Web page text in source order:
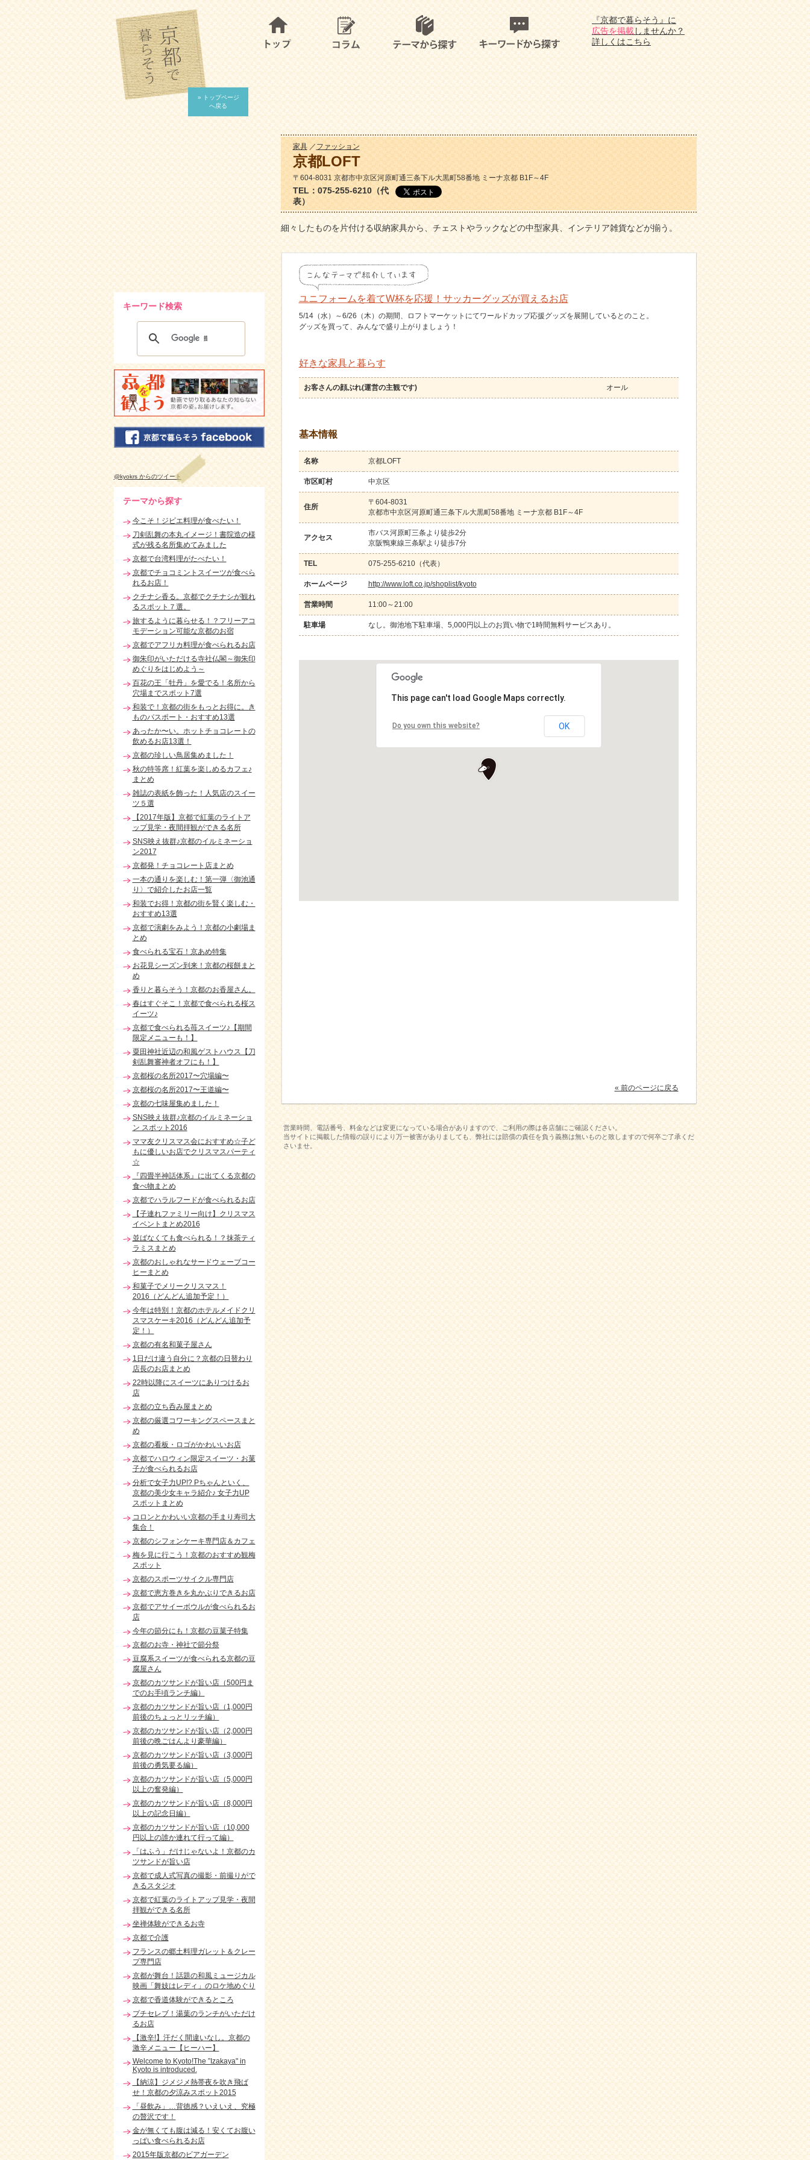
» トップページ
へ戻る
『京都で暮らそう』に
広告を掲載しませんか？
詳しくはこちら
家具／ ファッション
京都LOFT
〒604-8031 京都市中京区河原町通三条下ル大黒町58番地 ミーナ京都 B1F～4F
TEL：075-255-6210（代
表）
細々したものを片付ける収納家具から、チェストやラックなどの中型家具、インテリア雑貨などが揃う。
ユニフォームを着てW杯を応援！サッカーグッズが買えるお店
5/14（水）～6/26（木）の期間、ロフトマーケットにてワールドカップ応援グッズを展開しているとのこと。
グッズを買って、みんなで盛り上がりましょう！
好きな家具と暮らす
お客さんの顔ぶれ(運営の主観です) オール
基本情報
名称 京都LOFT
市区町村 中京区
住所
〒604-8031
京都市中京区河原町通三条下ル大黒町58番地 ミーナ京都 B1F～4F
アクセス
市バス河原町三条より徒歩2分
京阪鴨東線三条駅より徒歩7分
TEL 075-255-6210（代表）
ホームページ http://www.loft.co.jp/shoplist/kyoto
営業時間 11:00～21:00
駐車場 なし。御池地下駐車場、5,000円以上のお買い物で1時間無料サービスあり。
This page can't load Google Maps correctly.
Do you own this website? OK
« 前のページに戻る
営業時間、電話番号、料金などは変更になっている場合がありますので、ご利用の際は各店舗にご確認ください。
当サイトに掲載した情報の誤りにより万一被害がありましても、弊社には賠償の責任を負う義務は無いものと致しますので何卒ご了承くだ
さいませ。
キーワード検索
@kyokrs からのツイート
テーマから探す
今こそ！ジビエ料理が食べたい！
刀剣乱舞の本丸イメージ！書院造の様
式が残る名所集めてみました
京都で台湾料理がたべたい！
京都でチョコミントスイーツが食べら
れるお店！
クチナシ香る。京都でクチナシが観れ
るスポット７選。
旅するように暮らせる！？フリーアコ
モデーション可能な京都のお宿
京都でアフリカ料理が食べられるお店
御朱印がいただける寺社仏閣～御朱印
めぐりをはじめよう～
百花の王「牡丹」を愛でる！名所から
穴場までスポット7選
和装で！京都の街をもっとお得に。き
ものパスポート・おすすめ13選
あったか〜い。ホットチョコレートの
飲めるお店13選！
京都の珍しい鳥居集めました！
秋の特等席！紅葉を楽しめるカフェ♪
まとめ
雑誌の表紙を飾った！人気店のスイー
ツ５選
【2017年版】京都で紅葉のライトア
ップ見学・夜間拝観ができる名所
SNS映え抜群♪京都のイルミネーショ
ン2017
京都発！チョコレート店まとめ
一本の通りを楽しむ！第一弾〈御池通
り〉で紹介したお店一覧
和装でお得！京都の街を賢く楽しむ・
おすすめ13選
京都で演劇をみよう！京都の小劇場ま
とめ
食べられる宝石！京あめ特集
お花見シーズン到来！京都の桜餅まと
め
香りと暮らそう！京都のお香屋さん。
春はすぐそこ！京都で食べられる桜ス
イーツ♪
京都で食べられる苺スイーツ♪【期間
限定メニューも！】
粟田神社近辺の和風ゲストハウス【刀
剣乱舞審神者オフにも！】
京都桜の名所2017〜穴場編〜
京都桜の名所2017〜王道編〜
京都の七味屋集めました！
SNS映え抜群♪京都のイルミネーショ
ン スポット2016
ママ友クリスマス会におすすめ☆子ど
もに優しいお店でクリスマスパーティ
☆
『四畳半神話体系』に出てくる京都の
食べ物まとめ
京都でハラルフードが食べられるお店
【子連れファミリー向け】クリスマス
イベントまとめ2016
並ばなくても食べられる！？抹茶ティ
ラミスまとめ
京都のおしゃれなサードウェーブコー
ヒーまとめ
和菓子でメリークリスマス！
2016（どんどん追加予定！）
今年は特別！京都のホテルメイドクリ
スマスケーキ2016（どんどん追加予
定！）
京都の有名和菓子屋さん
1日だけ違う自分に？京都の日替わり
店長のお店まとめ
22時以降にスイーツにありつけるお
店
京都の立ち呑み屋まとめ
京都の厳選コワーキングスペースまと
め
京都の看板・ロゴがかわいいお店
京都でハロウィン限定スイーツ・お菓
子が食べられるお店
分析で女子力UP!? Pちゃんといく、
京都の美少女キャラ紹介♪ 女子力UP
スポットまとめ
コロンとかわいい京都の手まり寿司大
集合！
京都のシフォンケーキ専門店＆カフェ
梅を見に行こう！京都のおすすめ観梅
スポット
京都のスポーツサイクル専門店
京都で恵方巻きを丸かぶりできるお店
京都でアサイーボウルが食べられるお
店
今年の節分にも！京都の豆菓子特集
京都のお寺・神社で節分祭
豆腐系スイーツが食べられる京都の豆
腐屋さん
京都のカツサンドが旨い店（500円ま
でのお手頃ランチ編）
京都のカツサンドが旨い店（1,000円
前後のちょっとリッチ編）
京都のカツサンドが旨い店（2,000円
前後の晩ごはんより豪華編）
京都のカツサンドが旨い店（3,000円
前後の勇気要る編）
京都のカツサンドが旨い店（5,000円
以上の奮発編）
京都のカツサンドが旨い店（8,000円
以上の記念日編）
京都のカツサンドが旨い店（10,000
円以上の誰か連れて行って編）
「はふう」だけじゃないよ！京都のカ
ツサンドが旨い店
京都で成人式写真の撮影・前撮りがで
きるスタジオ
京都で紅葉のライトアップ見学・夜間
拝観ができる名所
坐禅体験ができるお寺
京都で介護
フランスの郷土料理ガレット＆クレー
プ専門店
京都が舞台！話題の和風ミュージカル
映画「舞妓はレディ」のロケ地めぐり
京都で香道体験ができるところ
プチセレブ！湯葉のランチがいただけ
るお店
【激辛!】汗だく間違いなし。京都の
激辛メニュー【ヒーハー】
Welcome to Kyoto!The ”Izakaya" in
Kyoto is introduced.
【納涼】ジメジメ熱帯夜を吹き飛ば
せ！京都の夕涼みスポット2015
「昼飲み」…背徳感？いえいえ、究極
の贅沢です！
金が無くても腹は減る！安くてお腹い
っぱい食べられるお店
2015年版京都のビアガーデン